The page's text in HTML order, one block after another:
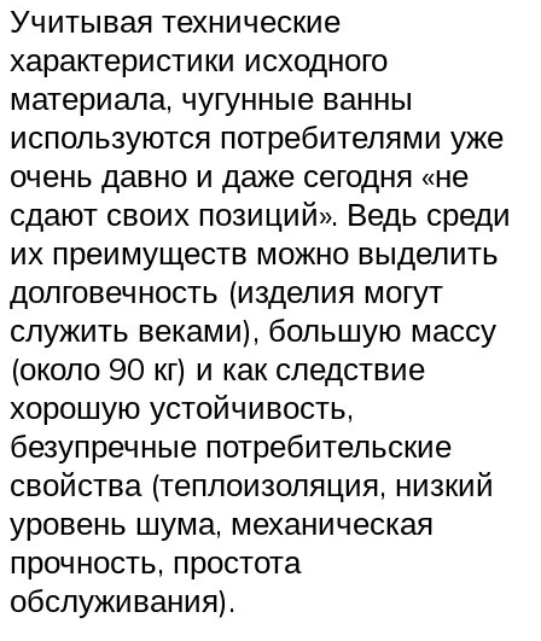
Учитывая технические
характеристики исходного
материала, чугунные ванны
используются потребителями уже
очень давно и даже сегодня «не
сдают своих позиций». Ведь среди
их преимуществ можно выделить
долговечность (изделия могут
служить веками), большую массу
(около 90 кг) и как следствие
хорошую устойчивость,
безупречные потребительские
свойства (теплоизоляция, низкий
уровень шума, механическая
прочность, простота
обслуживания).